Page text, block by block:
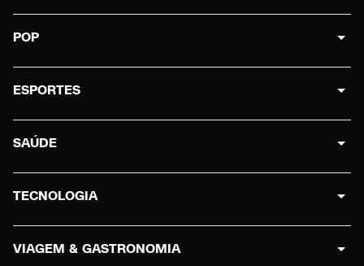
POP
ESPORTES
SAÚDE
TECNOLOGIA
VIAGEM & GASTRONOMIA